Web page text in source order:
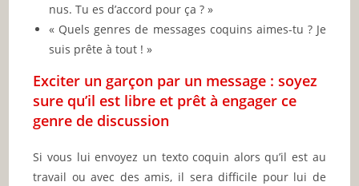
nus. Tu es d’accord pour ça ? »
« Quels genres de messages coquins aimes-tu ? Je
suis prête à tout ! »
Exciter un garçon par un message : soyez
sure qu’il est libre et prêt à engager ce
genre de discussion
Si vous lui envoyez un texto coquin alors qu’il est au
travail ou avec des amis, il sera difficile pour lui de